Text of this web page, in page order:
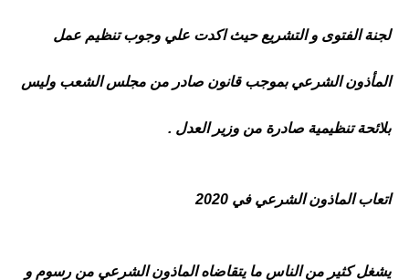
لجنة الفتوى و التشريع حيث اكدت علي وجوب تنظيم عمل
المأذون الشرعي بموجب قانون صادر من مجلس الشعب وليس
بلائحة تنظيمية صادرة من وزير العدل .
اتعاب الماذون الشرعي في 2020
يشغل كثير من الناس ما يتقاضاه الماذون الشرعي من رسوم و